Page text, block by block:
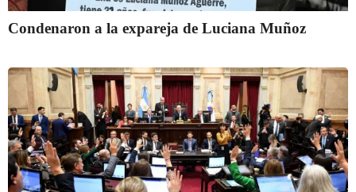
Condenaron a la expareja de Luciana Muñoz